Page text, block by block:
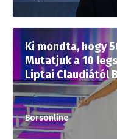
Ki mondta, hogy
Mutatjuk a 10
Liptai Claudiától
Borsonline